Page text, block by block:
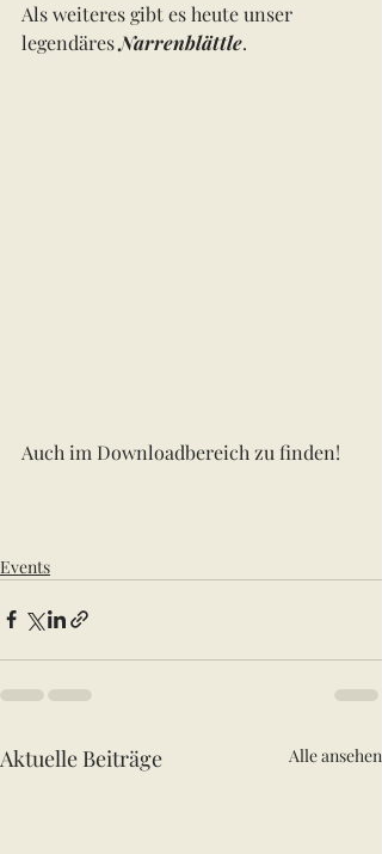
Als weiteres gibt es heute unser
legendäres Narrenblättle.
Auch im Downloadbereich zu finden!
Events
Aktuelle Beiträge Alle ansehen